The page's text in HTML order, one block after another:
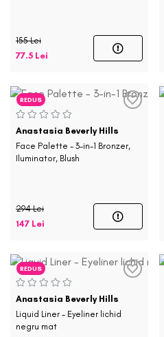
155 Lei
77.5 Lei
REDUS
Anastasia Beverly Hills
Face Palette - 3-in-1 Bronzer,
Iluminator, Blush
294 Lei
147 Lei
REDUS
Anastasia Beverly Hills
Liquid Liner - Eyeliner lichid
negru mat